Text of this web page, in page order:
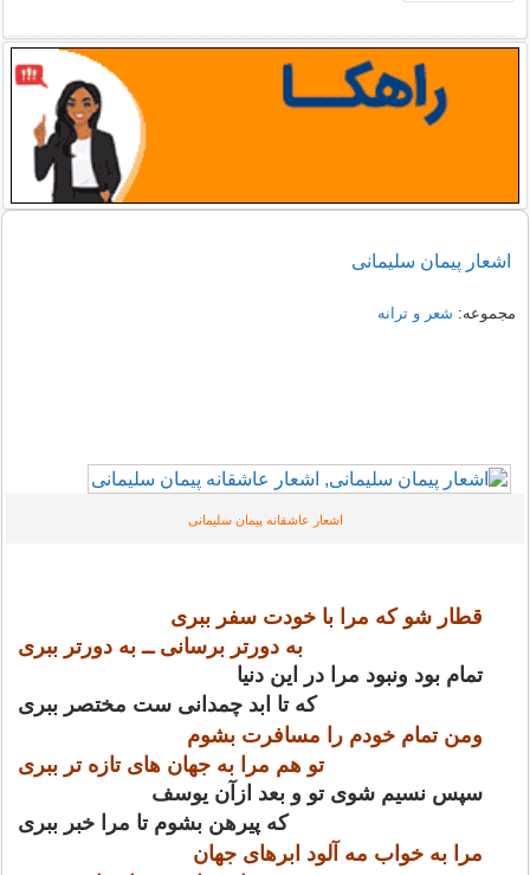
اشعار پیمان سلیمانی
مجموعه: شعر و ترانه
اشعار عاشقانه پیمان سلیمانی
قطار شو که مرا با خودت سفر ببری
به دورتر برسانی ــ به دورتر ببری
تمام بود ونبود مرا در این دنیا
که تا ابد چمدانی ست مختصر ببری
ومن تمام خودم را مسافرت بشوم
تو هم مرا به جهان های تازه تر ببری
سپس نسیم شوی تو و بعد ازآن یوسف
که پیرهن بشوم تا مرا خبر ببری
مرا به خواب مه آلود ابرهای جهان